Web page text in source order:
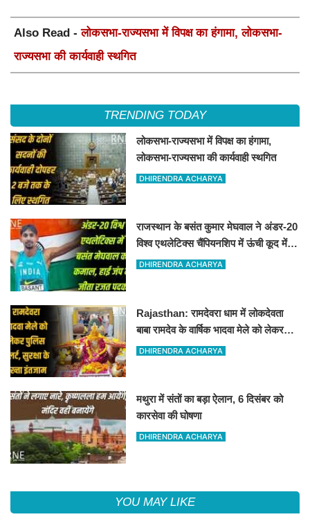
Also Read -लोकसभा-राज्यसभा में विपक्ष का हंगामा, लोकसभा-
राज्यसभा की कार्यवाही स्थगित
TRENDING TODAY
लोकसभा-राज्यसभा में विपक्ष का हंगामा,
लोकसभा-राज्यसभा की कार्यवाही स्थगित
DHIRENDRA ACHARYA
राजस्थान के बसंत कुमार मेघवाल ने अंडर-20
विश्व एथलेटिक्स चैंपियनशिप में ऊंची कूद में
जीता रजत पदक
DHIRENDRA ACHARYA
Rajasthan: रामदेवरा धाम में लोकदेवता
बाबा रामदेव के वार्षिक भादवा मेले को लेकर
तैयारियां पूरी
DHIRENDRA ACHARYA
मथुरा में संतों का बड़ा ऐलान, 6 दिसंबर को
कारसेवा की घोषणा
DHIRENDRA ACHARYA
YOU MAY LIKE